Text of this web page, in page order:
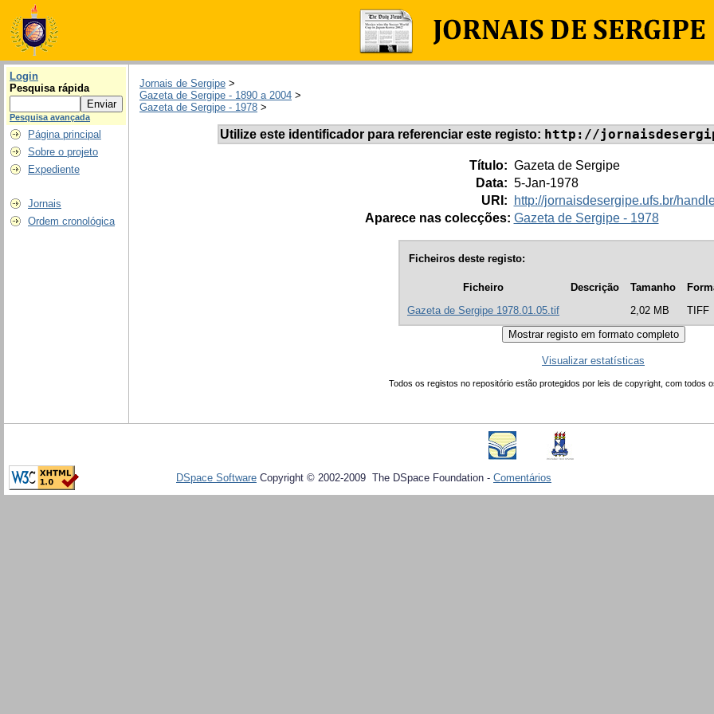
Login
Pesquisa rápida
Pesquisa avançada
Página principal
Sobre o projeto
Expediente
Jornais
Ordem cronológica
Jornais de Sergipe >
Gazeta de Sergipe - 1890 a 2004 >
Gazeta de Sergipe - 1978 >
Utilize este identificador para referenciar este registo: http://
Título: Gazeta de Sergipe
Data: 5-Jan-1978
URI:
http://jornaisdesergipe.ufs.br/
Aparece nas colecções: Gazeta de Sergipe - 1978
Ficheiros deste registo:
Ficheiro Descrição Tamanho
Gazeta de Sergipe 1978.01.05.tif
2,02 MB TIFF
Visualizar estatísticas
Todos os registos no repositório estão protegidos por leis de copyright, com todos
DSpace Software Copyright © 2002-2009 The DSpace Foundation - Comentários